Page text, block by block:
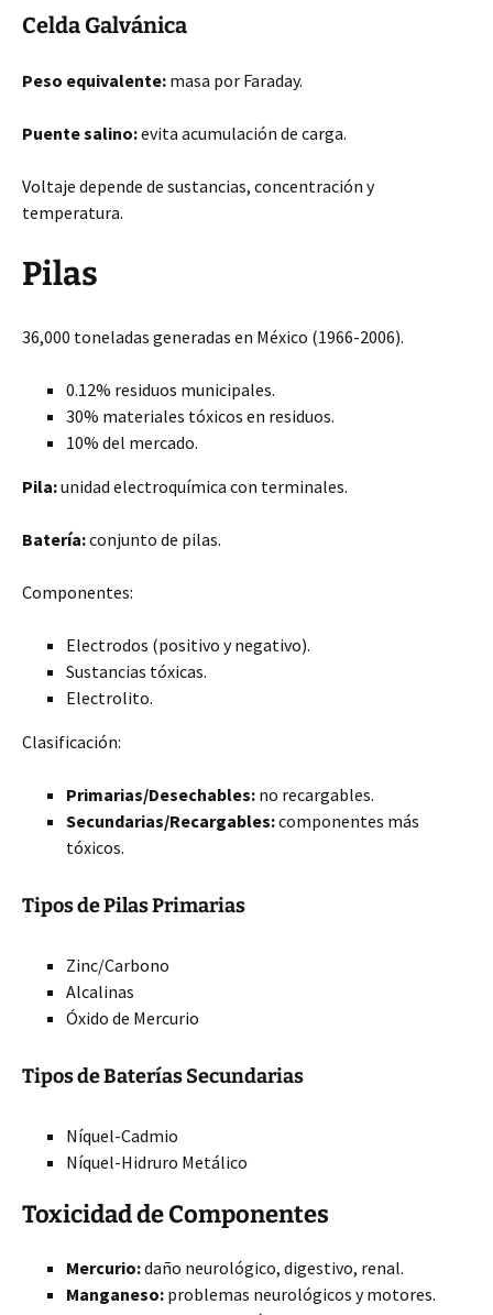
Celda Galvánica
Peso equivalente: masa por Faraday.
Puente salino:evita acumulación de carga.
Voltaje depende de sustancias, concentración y
temperatura.
Pilas
36,000 toneladas generadas en México (1966-2006).
0.12% residuos municipales.
30% materiales tóxicos en residuos.
10% del mercado.
Pila:unidad electroquímica con terminales.
Batería:conjunto de pilas.
Componentes:
Electrodos (positivo y negativo).
Sustancias tóxicas.
Electrolito.
Clasificación:
Primarias/Desechables: no recargables.
Secundarias/Recargables:componentes más
tóxicos.
Tipos de Pilas Primarias
Zinc/Carbono
Alcalinas
Óxido de Mercurio
Tipos de Baterías Secundarias
Níquel-Cadmio
Níquel-Hidruro Metálico
Toxicidad de Componentes
Mercurio:daño neurológico, digestivo, renal.
Manganeso: problemas neurológicos y motores.